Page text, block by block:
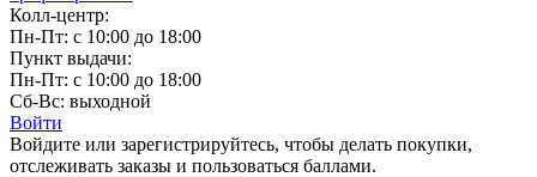
Колл-центр:
Пн-Пт: с 10:00 до 18:00
Пункт выдачи:
Пн-Пт: с 10:00 до 18:00
Сб-Вс: выходной
Войти
Войдите или зарегистрируйтесь, чтобы делать покупки,
отслеживать заказы и пользоваться баллами.